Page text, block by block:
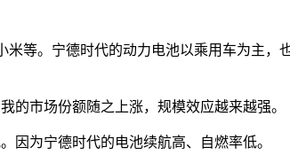
等。宁德时代的动力电池以乘用车为主，
的市场份额随之上涨，规模效应越来越强。
因为宁德时代的电池续航高、自燃率低。